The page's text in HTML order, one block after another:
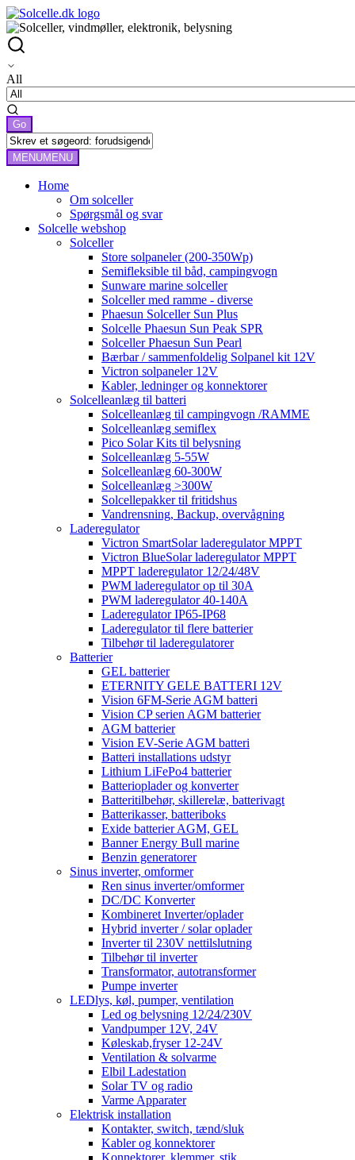
All
MENUMENU
Home
Om solceller
Spørgsmål og svar
Solcelle webshop
Solceller
Store solpaneler (200-350Wp)
Semifleksible til båd, campingvogn
Sunware marine solceller
Solceller med ramme - diverse
Phaesun Solceller Sun Plus
Solcelle Phaesun Sun Peak SPR
Solceller Phaesun Sun Pearl
Bærbar / sammenfoldelig Solpanel kit 12V
Victron solpaneler 12V
Kabler, ledninger og konnektorer
Solcelleanlæg til batteri
Solcelleanlæg til campingvogn /RAMME
Solcelleanlæg semiflex
Pico Solar Kits til belysning
Solcelleanlæg 5-55W
Solcelleanlæg 60-300W
Solcelleanlæg >300W
Solcellepakker til fritidshus
Vandrensning, Backup, overvågning
Laderegulator
Victron SmartSolar laderegulator MPPT
Victron BlueSolar laderegulator MPPT
MPPT laderegulator 12/24/48V
PWM laderegulator op til 30A
PWM laderegulator 40-140A
Laderegulator IP65-IP68
Laderegulator til flere batterier
Tilbehør til laderegulatorer
Batterier
GEL batterier
ETERNITY GELE BATTERI 12V
Vision 6FM-Serie AGM batteri
Vision CP serien AGM batterier
AGM batterier
Vision EV-Serie AGM batteri
Batteri installations udstyr
Lithium LiFePo4 batterier
Batterioplader og konverter
Batteritilbehør, skillerelæ, batterivagt
Batterikasser, batteriboks
Exide batterier AGM, GEL
Banner Energy Bull marine
Benzin generatorer
Sinus inverter, omformer
Ren sinus inverter/omformer
DC/DC Konverter
Kombineret Inverter/oplader
Hybrid inverter / solar oplader
Inverter til 230V nettilslutning
Tilbehør til inverter
Transformator, autotransformer
Pumpe inverter
LEDlys, køl, pumper, ventilation
Led og belysning 12/24/230V
Vandpumper 12V, 24V
Køleskab,fryser 12-24V
Ventilation & solvarme
Elbil Ladestation
Solar TV og radio
Varme Apparater
Elektrisk installation
Kontakter, switch, tænd/sluk
Kabler og konnektorer